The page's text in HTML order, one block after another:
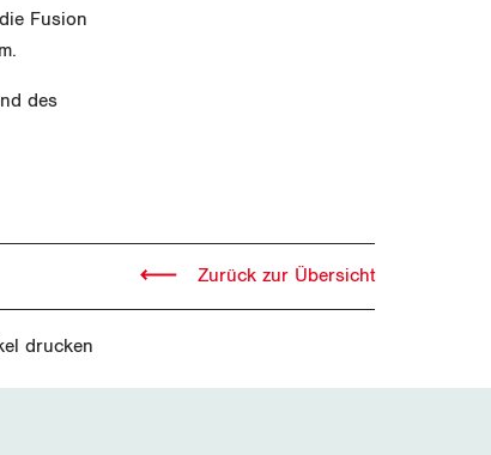
Fusion
des
Zurück zur Übersicht
drucken